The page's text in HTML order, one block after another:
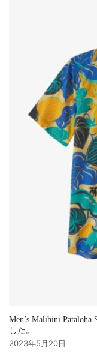
Men’s Malihini
した。
2023年5月20日